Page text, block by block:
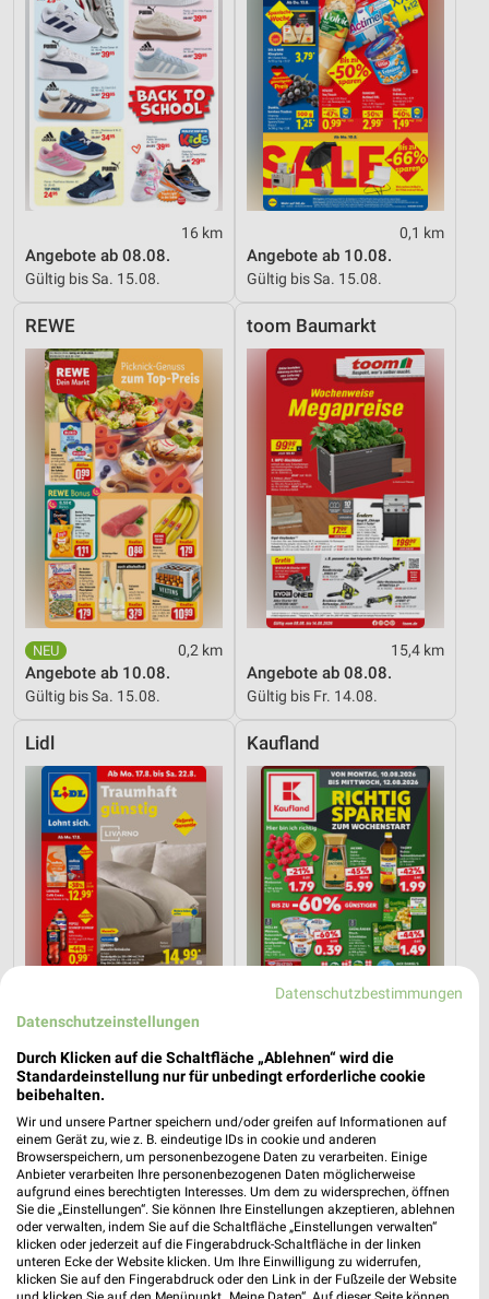
16 km
Angebote ab 08.08.
Gültig bis Sa. 15.08.
0,1 km
Angebote ab 10.08.
Gültig bis Sa. 15.08.
REWE
0,2 km
Angebote ab 10.08.
Gültig bis Sa. 15.08.
toom Baumarkt
15,4 km
Angebote ab 08.08.
Gültig bis Fr. 14.08.
Lidl
0,1 km
Angebote ab 17.08.
Gültig ab Mo. 17.08.
Kaufland
12,1 km
Mo-Mi Angebote ab 10.08.
Gültig bis Mi. 12.08.
PENNY XXXLutz
Datenschutzbestimmungen
Datenschutzeinstellungen
Durch Klicken auf die Schaltfläche „Ablehnen“ wird die
Standardeinstellung nur für unbedingt erforderliche cookie
beibehalten.
Wir und unsere Partner speichern und/oder greifen auf Informationen auf
einem Gerät zu, wie z. B. eindeutige IDs in cookie und anderen
Browserspeichern, um personenbezogene Daten zu verarbeiten. Einige
Anbieter verarbeiten Ihre personenbezogenen Daten möglicherweise
aufgrund eines berechtigten Interesses. Um dem zu widersprechen, öffnen
Sie die „Einstellungen“. Sie können Ihre Einstellungen akzeptieren, ablehnen
oder verwalten, indem Sie auf die Schaltfläche „Einstellungen verwalten“
klicken oder jederzeit auf die Fingerabdruck-Schaltfläche in der linken
unteren Ecke der Website klicken. Um Ihre Einwilligung zu widerrufen,
klicken Sie auf den Fingerabdruck oder den Link in der Fußzeile der Website